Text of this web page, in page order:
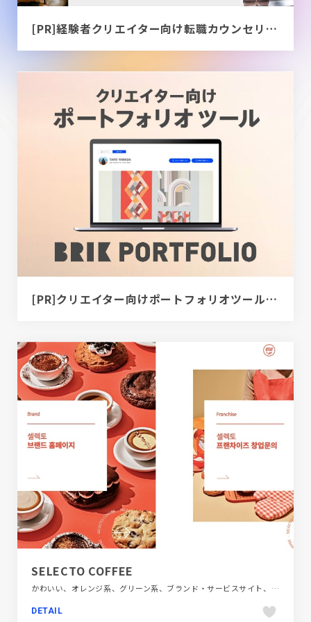
[PR]経験者クリエイター向け転職カウンセリング｜デザイナー / ディレクター / エンジニア
[PR]クリエイター向けポートフォリオツール｜BRIK PORTFOLIO
SELECTO COFFEE
かわいい、オレンジ系、グリーン系、ブランド・サービスサイト、ポップ、大きめ写真、海外サイト、飲料・食品
DETAIL